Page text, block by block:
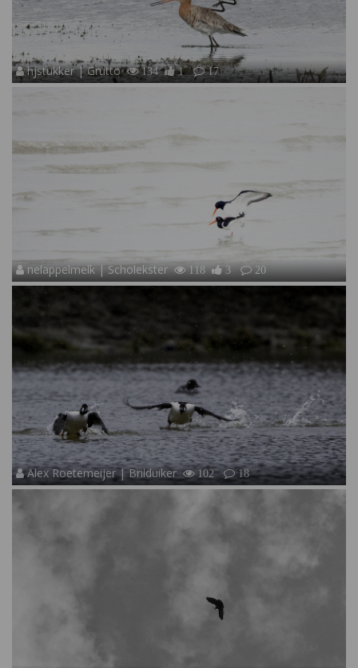
hjstukker | Grutto 134 1 17
nelappelmelk | Scholekster 118 3 20
Alex Roetemeijer | Brilduiker 102 18